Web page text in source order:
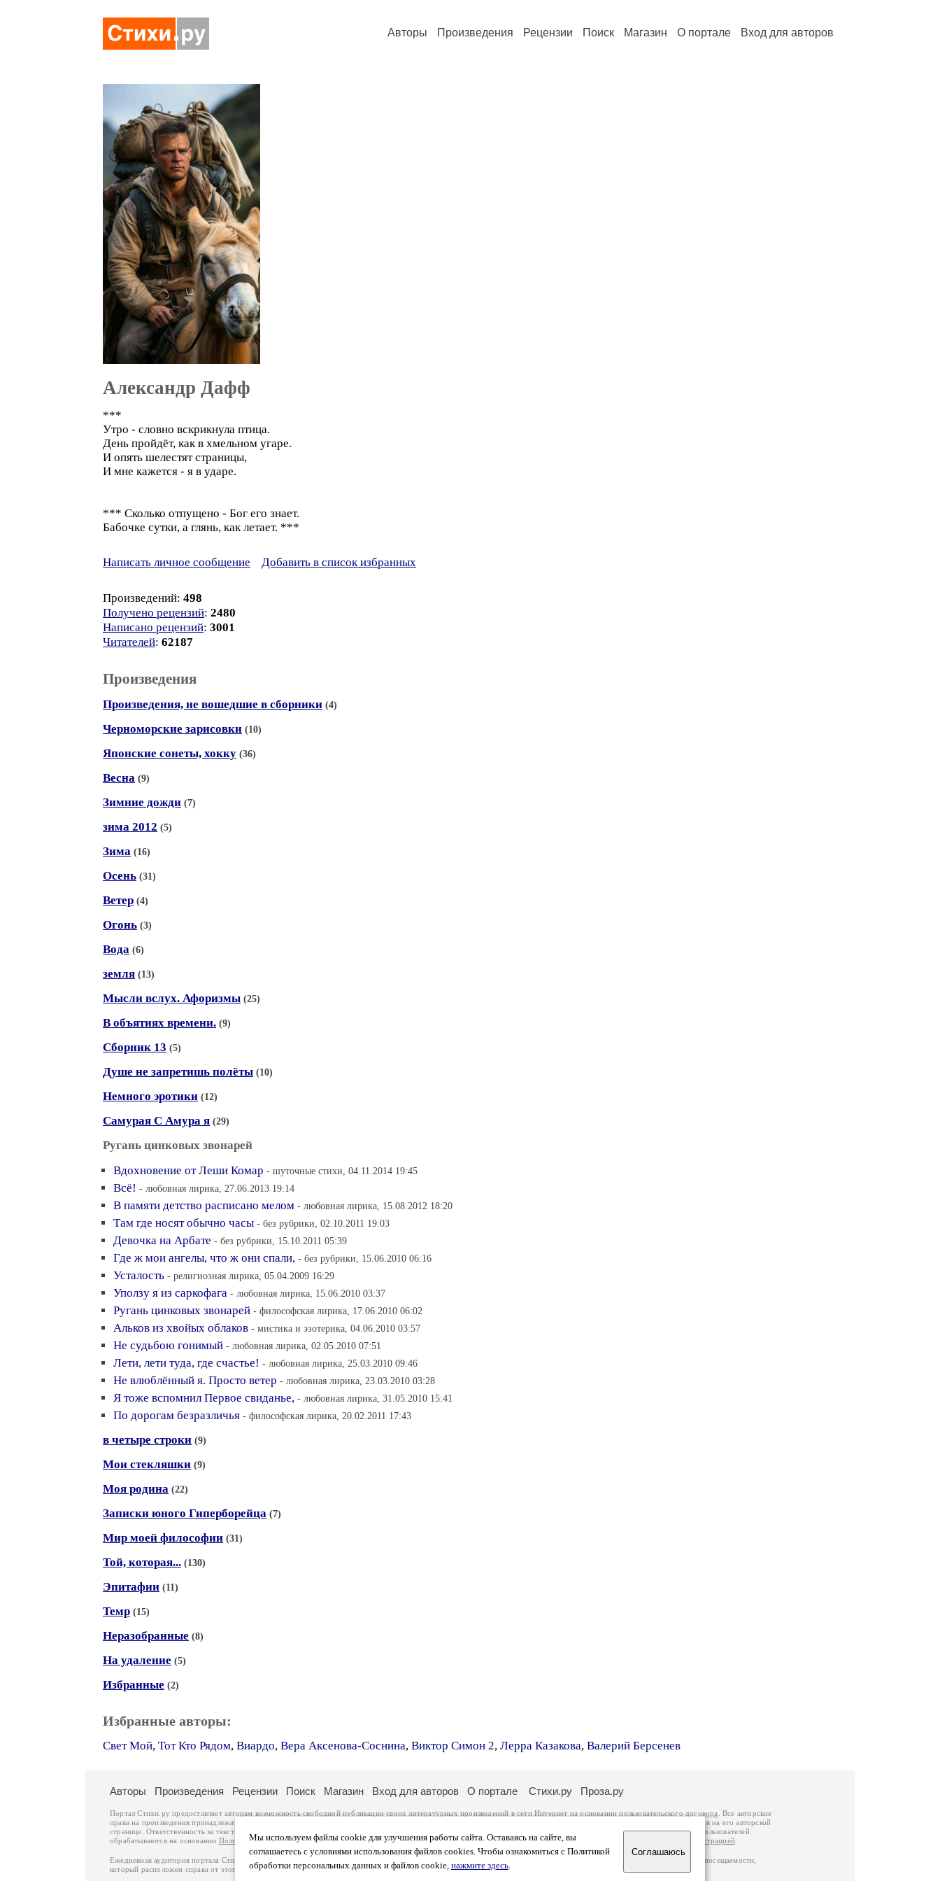
Авторы Произведения Рецензии Поиск Магазин О портале Вход для авторов
Александр Дафф
***
Утро - словно вскрикнула птица.
День пройдёт, как в хмельном угаре.
И опять шелестят страницы,
И мне кажется - я в ударе.
*** Сколько отпущено - Бог его знает.
Бабочке сутки, а глянь, как летает. ***
Написать личное сообщение Добавить в список избранных
Произведений: 498
Получено рецензий: 2480
Написано рецензий: 3001
Читателей: 62187
Произведения
Произведения, не вошедшие в сборники (4)
Черноморские зарисовки (10)
Японские сонеты, хокку (36)
Весна (9)
Зимние дожди (7)
зима 2012 (5)
Зима (16)
Осень (31)
Ветер (4)
Огонь (3)
Вода (6)
земля (13)
Мысли вслух. Афоризмы (25)
В объятиях времени. (9)
Сборник 13 (5)
Душе не запретишь полёты (10)
Немного эротики (12)
Самурая С Амура я (29)
Ругань цинковых звонарей
Вдохновение от Леши Комар - шуточные стихи, 04.11.2014 19:45
Всё! - любовная лирика, 27.06.2013 19:14
В памяти детство расписано мелом - любовная лирика, 15.08.2012 18:20
Там где носят обычно часы - без рубрики, 02.10.2011 19:03
Девочка на Арбате - без рубрики, 15.10.2011 05:39
Где ж мои ангелы, что ж они спали, - без рубрики, 15.06.2010 06:16
Усталость - религиозная лирика, 05.04.2009 16:29
Уползу я из саркофага - любовная лирика, 15.06.2010 03:37
Ругань цинковых звонарей - философская лирика, 17.06.2010 06:02
Альков из хвойых облаков - мистика и эзотерика, 04.06.2010 03:57
Не судьбою гонимый - любовная лирика, 02.05.2010 07:51
Лети, лети туда, где счастье! - любовная лирика, 25.03.2010 09:46
Не влюблённый я. Просто ветер - любовная лирика, 23.03.2010 03:28
Я тоже вспомнил Первое свиданье, - любовная лирика, 31.05.2010 15:41
По дорогам безразличья - философская лирика, 20.02.2011 17:43
в четыре строки (9)
Мои стекляшки (9)
Моя родина (22)
Записки юного Гиперборейца (7)
Мир моей философии (31)
Той, которая... (130)
Эпитафии (11)
Темр (15)
Неразобранные (8)
На удаление (5)
Избранные (2)
Избранные авторы:
Свет Мой, Тот Кто Рядом, Виардо, Вера Аксенова-Соснина, Виктор Симон 2, Лерра Казакова, Валерий Берсенев
Мы используем файлы cookie для улучшения работы сайта. Оставаясь на сайте, вы
соглашаетесь с условиями использования файлов cookies. Чтобы ознакомиться с Политикой
обработки персональных данных и файлов cookie, нажмите здесь.
Соглашаюсь
Авторы Произведения Рецензии Поиск Магазин Вход для авторов О портале Стихи.ру Проза.ру
Портал Стихи.ру предоставляет авторам возможность свободной публикации своих литературных произведений в сети Интернет на основаниипользовательского договора
. Все авторские
права на произведения принадлежат авторам и охраняются
. Перепечатка произведений возможна только с согласия его автора, к которому вы можете обратиться на его авторской
странице. Ответственность за тексты произведений авторы несут самостоятельно на основании
законодательства Российской Федерации. Данные пользователей
обрабатываются на основании Политики обработки персональных данных. Вы также можете посмотреть более подробнуюинформацию о портале связаться с администрацией
Ежедневная аудитория портала Стихи.ру – порядка 200 тысяч посетителей, которые в общей сумме просматривают более двух миллионов страниц по данным счетчика посещаемости,
который расположен справа от этого текста. В каждой графе указано по две цифры: количество просмотров и количество посетителей.